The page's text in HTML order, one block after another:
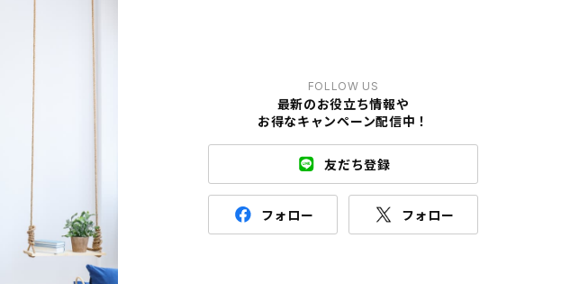
FOLLOW US
最新のお役立ち情報や
お得なキャンペーン配信中！
友だち登録
フォロー フォロー